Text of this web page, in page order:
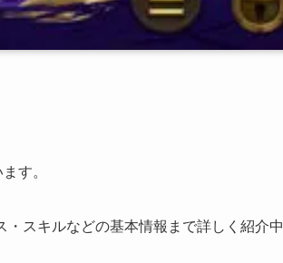
す。
スキルなどの基本情報まで詳しく紹介中